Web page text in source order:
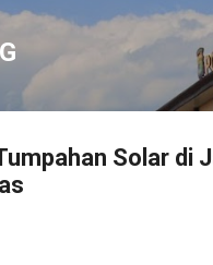
ke konten utama
Solar di